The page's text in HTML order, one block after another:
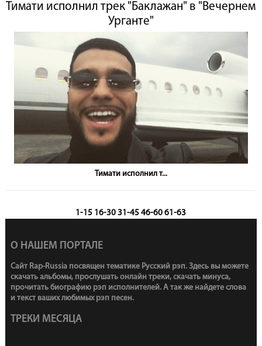
Тимати исполнил трек "Баклажан" в "Вечернем
Урганте"
Тимати исполнил т...
1-15 16-30 31-45 46-60 61-63
О НАШЕМ ПОРТАЛЕ
Сайт Rap-Russia посвящен тематике Русский рэп. Здесь вы можете
скачать альбомы, прослушать онлайн треки, скачать минуса,
прочитать биографию рэп исполнителей. А так же найдете слова
и текст ваших любимых рэп песен.
ТРЕКИ МЕСЯЦА